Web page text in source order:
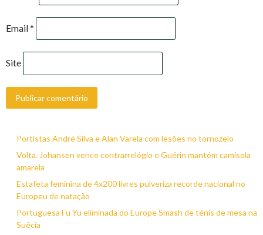
Email*
Site
Portistas André Silva e Alan Varela com lesões no tornozelo
Volta. Johansen vence contrarrelógio e Guérin mantém camisola
amarela
Estafeta feminina de 4x200 livres pulveriza recorde nacional no
Europeu de natação
Portuguesa Fu Yu eliminada do Europe Smash de ténis de mesa na
Suécia